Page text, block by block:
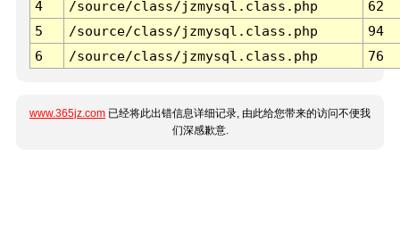
4
/source/class/jzmysql.class.php
62
5
/source/class/jzmysql.class.php
94
6
/source/class/jzmysql.class.php 76
www.365jz.com 已经将此出错信息详细记录, 由此给您带来的访问不便我
们深感歉意.